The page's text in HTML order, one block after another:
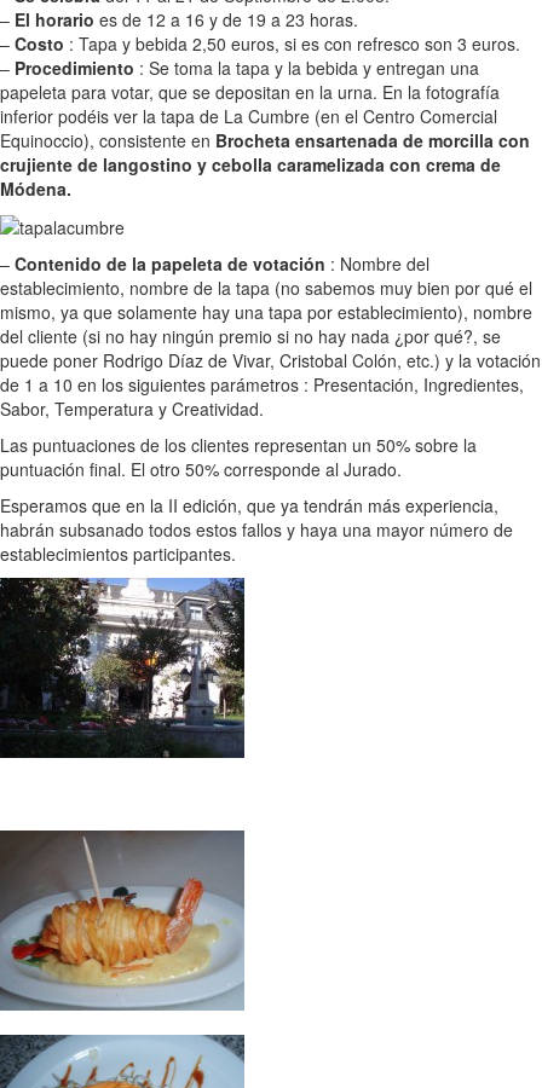
– El horario es de 12 a 16 y de 19 a 23 horas.
– Costo : Tapa y bebida 2,50 euros, si es con refresco son 3 euros.
– Procedimiento : Se toma la tapa y la bebida y entregan una
papeleta para votar, que se depositan en la urna. En la fotografía
inferior podéis ver la tapa de La Cumbre (en el Centro Comercial
Equinoccio), consistente en Brocheta ensartenada de morcilla con
crujiente de langostino y cebolla caramelizada con crema de
Módena.
– Contenido de la papeleta de votación : Nombre del
establecimiento, nombre de la tapa (no sabemos muy bien por qué el
mismo, ya que solamente hay una tapa por establecimiento), nombre
del cliente (si no hay ningún premio si no hay nada ¿por qué?, se
puede poner Rodrigo Díaz de Vivar, Cristobal Colón, etc.) y la votación
de 1 a 10 en los siguientes parámetros : Presentación, Ingredientes,
Sabor, Temperatura y Creatividad.
Las puntuaciones de los clientes representan un 50% sobre la
puntuación final. El otro 50% corresponde al Jurado.
Esperamos que en la II edición, que ya tendrán más experiencia,
habrán subsanado todos estos fallos y haya una mayor número de
establecimientos participantes.